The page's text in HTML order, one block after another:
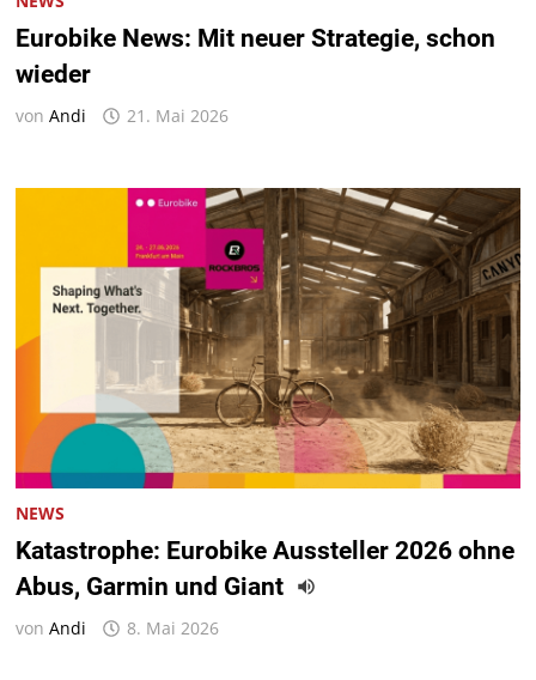
Eurobike News: Mit neuer Strategie, schon
wieder
vonAndi 21. Mai 2026
NEWS
Katastrophe: Eurobike Aussteller 2026 ohne
Abus, Garmin und Giant
vonAndi 8. Mai 2026